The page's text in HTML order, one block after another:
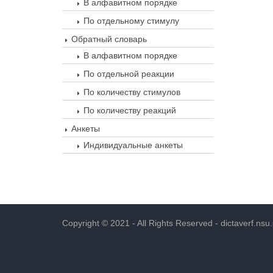
В алфавитном порядке
По отдельному стимулу
Обратный словарь
В алфавитном порядке
По отдельной реакции
По количеству стимулов
По количеству реакций
Анкеты
Индивидуальные анкеты
Copyright © 2021 - All Rights Reserved -